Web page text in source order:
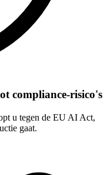
compliance-risico's
u tegen de EU AI Act,
gaat.